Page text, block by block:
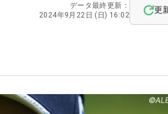
データ最終更新：
2024年9月22日 (日) 16:02
更